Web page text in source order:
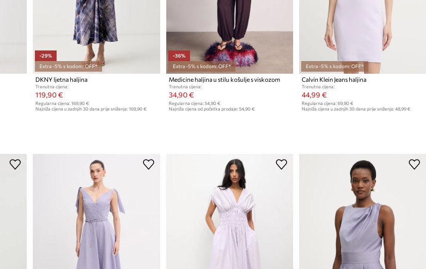
-29%
Extra -5% s kodom: OFF*
DKNY ljetna haljina
Trenutna cijena:
119,90 €
Regularna cijena: 169,90 €
Najniža cijena u zadnjih 30 dana prije sniženja: 169,90 €
-36%
Extra -5% s kodom: OFF*
Medicine haljina u stilu košulje s viskozom
Trenutna cijena:
34,90 €
Regularna cijena: 54,90 €
Najniža cijena od početka prodaje: 54,90 €
Extra -5% s kodom: OFF*
Calvin Klein Jeans haljina
Trenutna cijena:
44,99 €
Regularna cijena: 69,90 €
Najniža cijena u zadnjih 30 dana prije sniženja: 48,99 €